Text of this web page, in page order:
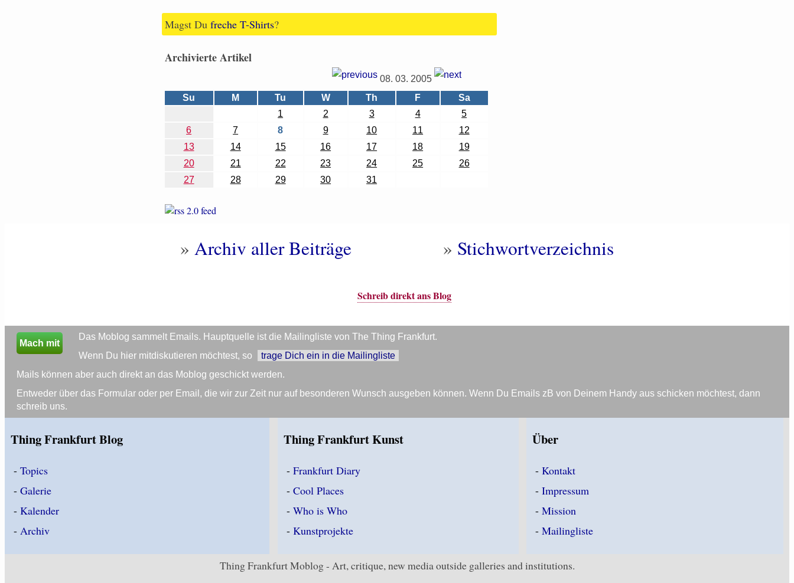
Magst Du freche T-Shirts?
Archivierte Artikel
08. 03. 2005
Su
M Tu W Th F
Sa
1
2 3 4
5
6
7 8 9 10 11
12
13
14 15 16 17 18
19
20
21 22 23 24 25
26
27
28 29 30 31
» Archiv aller Beiträge » Stichwortverzeichnis
Schreib direkt ans Blog
Mach mit
Das Moblog sammelt Emails. Hauptquelle ist die Mailingliste von The Thing Frankfurt.
Wenn Du hier mitdiskutieren möchtest, so
trage Dich ein in die Mailingliste
Mails können aber auch direkt an das Moblog geschickt werden.
Entweder über das Formular oder per Email, die wir zur Zeit nur auf besonderen Wunsch ausgeben können. Wenn Du Emails zB von Deinem Handy aus schicken möchtest, dann
schreib uns.
Thing Frankfurt Blog
- Topics
- Galerie
- Kalender
- Archiv
Thing Frankfurt Kunst
- Frankfurt Diary
- Cool Places
- Who is Who
- Kunstprojekte
Über
-Kontakt
-Impressum
-Mission
-Mailingliste
Thing Frankfurt Moblog - Art, critique, new media outside galleries and institutions.